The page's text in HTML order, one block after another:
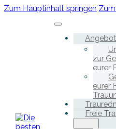
Zum Hauptinhalt springen
Angebot
zur
eurer
eurer
Freie